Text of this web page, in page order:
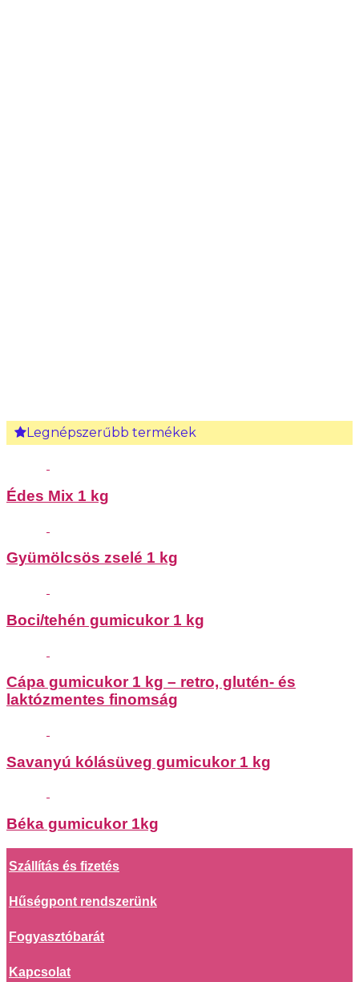
Legnépszerűbb termékek
Édes Mix 1 kg
Gyümölcsös zselé 1 kg
Boci/tehén gumicukor 1 kg
Cápa gumicukor 1 kg – retro, glutén- és
laktózmentes finomság
Savanyú kólásüveg gumicukor 1 kg
Béka gumicukor 1kg
Szállítás és fizetés
Hűségpont rendszerünk
Fogyasztóbarát
Kapcsolat